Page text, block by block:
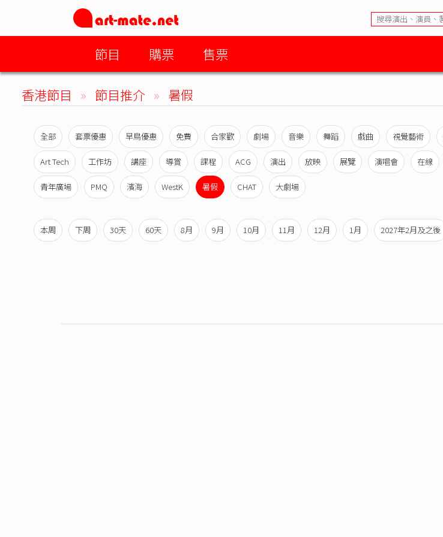
節目 購票 售票
香港節目 » 節目推介 » 暑假
全部 套票優惠 早鳥優惠 免費 合家歡 劇場 音樂 舞蹈 戲曲 視覺藝術
Art Tech 工作坊 講座 導賞 課程 ACG 演出 放映 展覽 演唱會 在線
青年廣場 PMQ 濱海 WestK 暑假 CHAT 大劇場
本周 下周 30天 60天 8月 9月 10月 11月 12月 1月 2027年2月及之後